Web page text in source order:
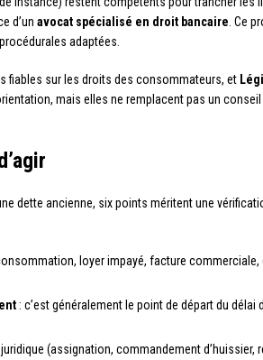
d’un avocat spécialisé en droit bancaire . Ce
adaptées.
fiables sur les droits des consommateurs, et
mais elles ne remplacent pas un
dette ancienne, six points méritent une
loyer impayé, facture
: c’est généralement le point de départ du
(assignation, commandement